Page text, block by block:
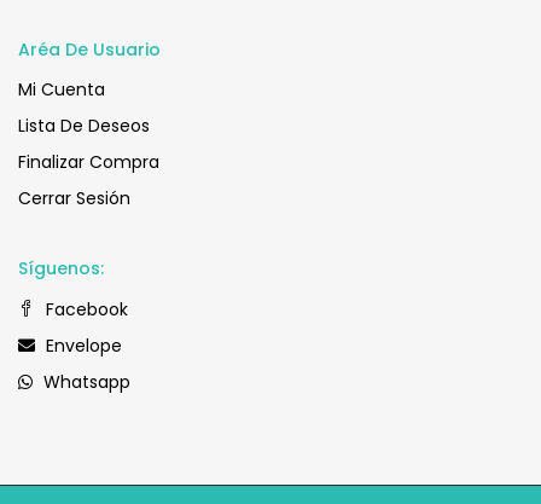
Aréa De Usuario
Mi Cuenta
Lista De Deseos
Finalizar Compra
Cerrar Sesión
Síguenos:
Facebook
Envelope
Whatsapp